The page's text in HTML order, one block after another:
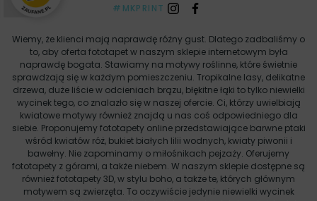
#MKPRINT
Wiemy, że klienci mają naprawdę różny gust. Dlatego zadbaliśmy o
to, aby oferta fototapet w naszym sklepie internetowym była
naprawdę bogata. Stawiamy na motywy roślinne, które świetnie
sprawdzają się w każdym pomieszczeniu. Tropikalne lasy, delikatne
drzewa, duże liście w odcieniach brązu, błękitne łąki to tylko niewielki
wycinek tego, co znalazło się w naszej ofercie. Ci, którzy uwielbiają
kwiatowe motywy również znajdą u nas coś odpowiedniego dla
siebie. Proponujemy fototapety online przedstawiające barwne ptaki
wśród kwiatów róż, bukiet białych lilii wodnych, kwiaty piwonii i
bawełny. Nie zapominamy o miłośnikach pejzaży. Oferujemy
fototapety z górami, a także niebem. W naszym sklepie dostępne są
również fototapety 3D, w stylu boho, a także te, których głównym
motywem są zwierzęta. To oczywiście jedynie niewielki wycinek